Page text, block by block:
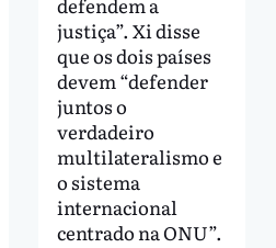
justiça”. Xi disse
que os dois países
devem “defender
juntos o
verdadeiro
multilateralismo e
o sistema
internacional
centrado na ONU”.